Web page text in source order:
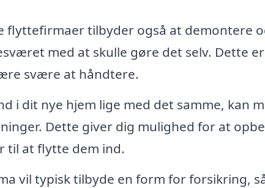
flyttefirmaer tilbyder også at demontere
med at skulle gøre det selv. Dette
svære at håndtere.
i dit nye hjem lige med det samme, kan
Dette giver dig mulighed for at
til at flytte dem ind.
vil typisk tilbyde en form for forsikring,